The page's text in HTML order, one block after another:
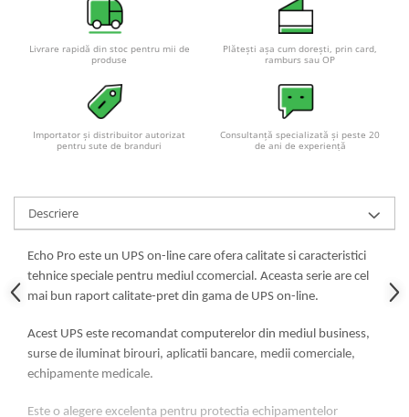
Acumulatori VRLA AGM/GEL /
Tractiune / LiFePo4
Baterii si acumulatori gel si VRLA
Baterii si acumulatori AGM VRLA
Acumulatori Moto, ATV
AGM
Li-Ion
SLA AGM (Sealed Lead Acid)
Deep Cycle - Tractiune/Semi-
Tractiune
APC
Pachete acumulatori VRLA
Sisteme de management (BMS)
Livrare rapidă din stoc pentru mii de
produse
Plătești așa cum dorești, prin card,
ramburs sau OP
Importator și distribuitor autorizat
pentru sute de branduri
Consultanță specializată și peste 20
de ani de experiență
Descriere
Echo Pro este un UPS on-line care ofera calitate si caracteristici
tehnice speciale pentru mediul ccomercial. Aceasta serie are cel
mai bun raport calitate-pret din gama de UPS on-line.
Acest UPS este recomandat computerelor din mediul business,
surse de iluminat birouri, aplicatii bancare, medii comerciale,
echipamente medicale.
Este o alegere excelenta pentru protectia echipamentelor